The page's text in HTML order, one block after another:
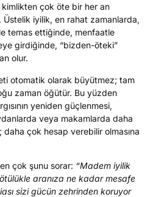
çok öte bir her an
Üstelik iyilik, en rahat zamanlarda,
temas ettiğinde, menfaatle
girdiğinde, “bizden-öteki”
olur.
otomatik olarak büyütmez; tam
zaman öğütür. Bu yüzden
yeniden güçlenmesi,
veya makamlarda daha
çok hesap verebilir olmasına
çok şunu sorar: “Madem iyilik
aranıza ne kadar mesafe
sizi gücün zehrinden koruyor